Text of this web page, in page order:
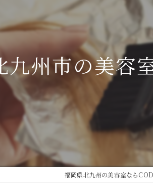
カラー
縮毛
トリー
州市の美容
福岡県北九州の美容室なら